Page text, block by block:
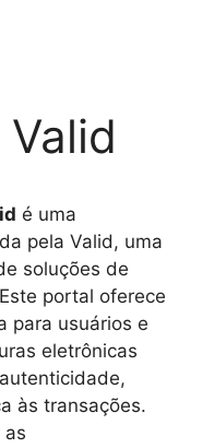
é uma
pela Valid, uma
soluções de
portal oferece
para usuários e
eletrônicas
às transações.
as